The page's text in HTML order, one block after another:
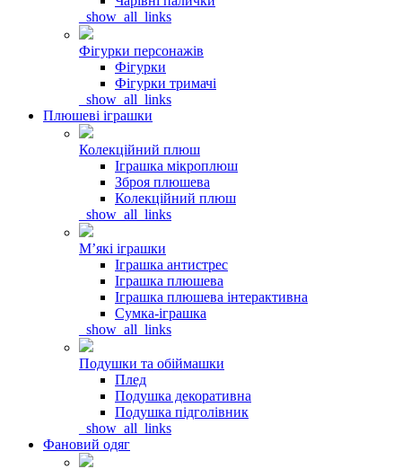
_show_all_links
Фігурки персонажів
Фігурки
Фігурки тримачі
_show_all_links
Плюшеві іграшки
Колекційний плюш
Іграшка мікроплюш
Зброя плюшева
Колекційний плюш
_show_all_links
Мʼякі іграшки
Іграшка антистрес
Іграшка плюшева
Іграшка плюшева інтерактивна
Сумка-іграшка
_show_all_links
Подушки та обіймашки
Плед
Подушка декоративна
Подушка підголівник
_show_all_links
Фановий одяг